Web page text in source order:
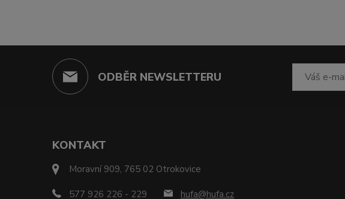
ODBĚR NEWSLETTERU
KONTAKT
Moravní 909, 765 02 Otrokovice
577 926 226 - 229 hufa@hufa.cz